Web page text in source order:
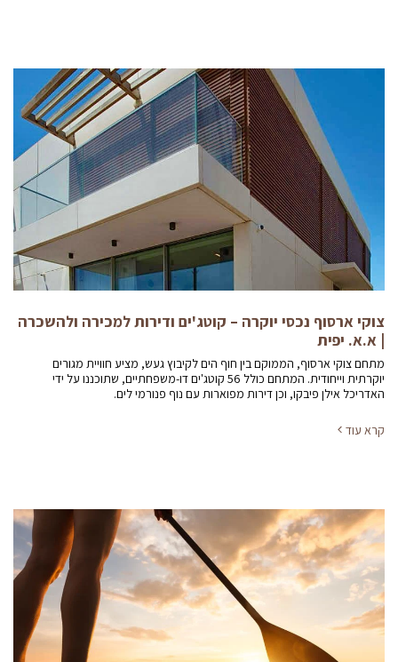
צוקי ארסוף נכסי יוקרה – קוטג'ים ודירות למכירה ולהשכרה
| א.א. יפית
מתחם צוקי ארסוף, הממוקם בין חוף הים לקיבוץ געש, מציע חוויית מגורים
יוקרתית וייחודית. המתחם כולל 56 קוטג'ים דו-משפחתיים, שתוכננו על ידי
האדריכל אילן פיבקו, וכן דירות מפוארות עם נוף פנורמי לים.
קרא עוד